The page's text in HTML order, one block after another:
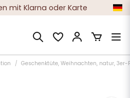
mit Klarna oder Karte
zufriedene Kunden
Geschenktüte, Weihnachten, natur, 3er-